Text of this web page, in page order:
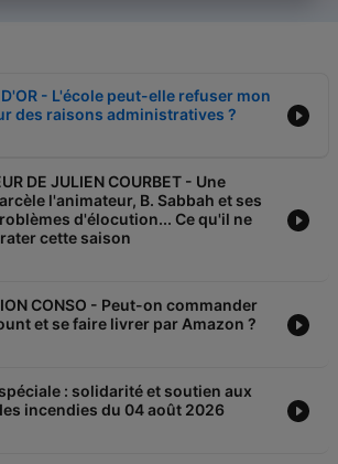
D'OR - L'école peut-elle refuser mon
des raisons administratives ?
DE JULIEN COURBET - Une
l'animateur, B. Sabbah et ses
d'élocution... Ce qu'il ne
cette saison
CONSO - Peut-on commander
et se faire livrer par Amazon ?
: solidarité et soutien aux
incendies du 04 août 2026